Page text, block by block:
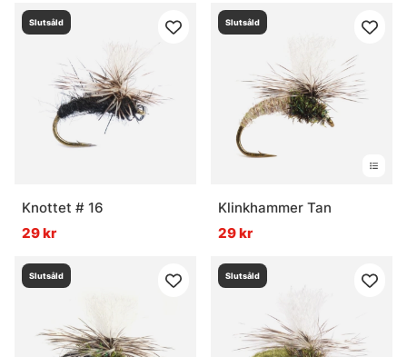
Slutsåld
Knottet # 16
29 kr
Slutsåld
Klinkhammer Tan
29 kr
Slutsåld Slutsåld